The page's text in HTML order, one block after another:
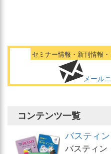
セミナー情報・新刊情報
メール
コンテンツ一覧
バスティ
バスティン